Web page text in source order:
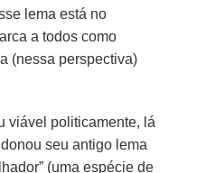
lema está no
a todos como
(nessa perspectiva)
viável politicamente, lá
seu antigo lema
(uma espécie de